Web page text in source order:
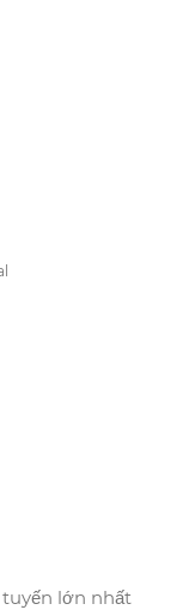
tuyến lớn nhất